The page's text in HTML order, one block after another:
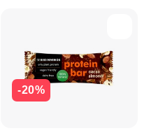
-20%